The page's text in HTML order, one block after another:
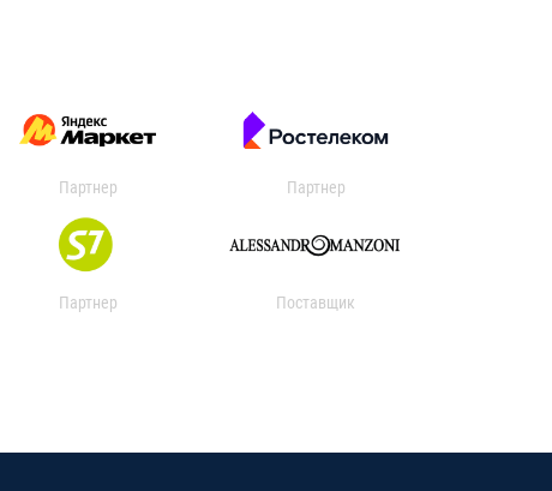
Партнер Партнер
Партнер Поставщик